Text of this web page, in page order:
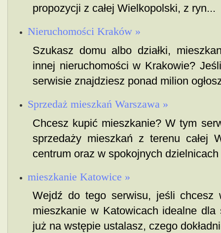
propozycji z całej Wielkopolski, z ryn...
Nieruchomości Kraków »
Szukasz domu albo działki,
innej nieruchomości w Krakowie?
serwisie znajdziesz ponad milion
Sprzedaż mieszkań Warszawa »
Chcesz kupić mieszkanie? W tym
sprzedaży mieszkań z terenu całej
centrum oraz w spokojnych
mieszkanie Katowice »
Wejdź do tego serwisu, jeśli chcesz
mieszkanie w Katowicach idealne
już na wstępie ustalasz, czego